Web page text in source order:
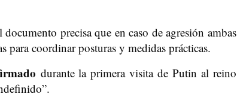
precisa que en caso de agresión ambas
para coordinar posturas y medidas prácticas.
durante la primera visita de Putin al reino